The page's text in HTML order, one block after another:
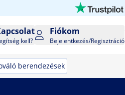
kell?
Fiókom
Bejelentkezés/Regisztráció
berendezések